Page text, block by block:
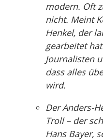
modern. Oft
nicht. Meint
Henkel, der
gearbeitet
Journalisten
dass alles
wird.
Der Anders-
Troll – der
Hans Bayer,